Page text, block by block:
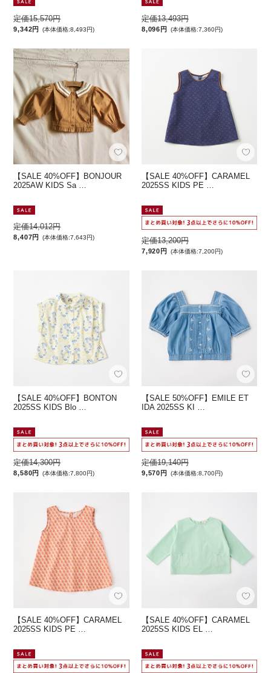
定価15,570円
9,342円 (本体価格:8,493円)
定価13,493円
8,096円 (本体価格:7,360円)
【SALE 40%OFF】BONJOUR
2025AW KIDS Sa …
定価14,012円
8,407円 (本体価格:7,643円)
【SALE 40%OFF】CARAMEL
2025SS KIDS PE …
定価13,200円
7,920円 (本体価格:7,200円)
【SALE 40%OFF】BONTON
2025SS KIDS Blo …
定価14,300円
8,580円 (本体価格:7,800円)
【SALE 50%OFF】EMILE ET
IDA 2025SS KI …
定価19,140円
9,570円 (本体価格:8,700円)
【SALE 40%OFF】CARAMEL
2025SS KIDS PE …
【SALE 40%OFF】CARAMEL
2025SS KIDS EL …